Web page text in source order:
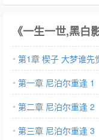
《一生一世,黑白
第1章 楔子 大梦谁先
第一章 尼泊尔重逢 1
第二章 尼泊尔重逢 2
第三章 尼泊尔重逢 3